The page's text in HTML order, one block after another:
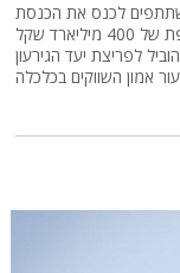
לכנס את הכנסת
כדי להצביע על פריצת התקציב כך שיאפשר תוספת של 400 מיליארד שקל
עשוי להוביל לפריצת יעד הגירעון
אמון השווקים בכלכלה